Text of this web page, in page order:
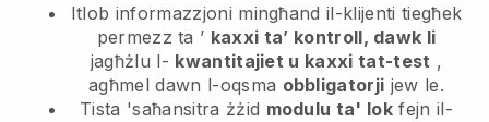
Itlob informazzjoni mingħand il-klijenti tiegħek
permezz ta ’ kaxxi ta’ kontroll, dawk li
jagħżlu l- kwantitajiet u kaxxi tat-test ,
agħmel dawn l-oqsma obbligatorji jew le.
Tista 'saħansitra żżid modulu ta' lokfejn il-